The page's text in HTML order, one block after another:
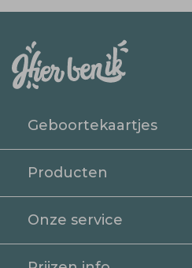
Geboortekaartjes
Producten
Onze service